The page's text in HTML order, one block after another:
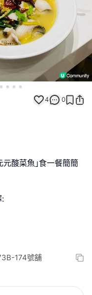
4 0
元酸菜魚｣食一餐簡簡
:
174號舖